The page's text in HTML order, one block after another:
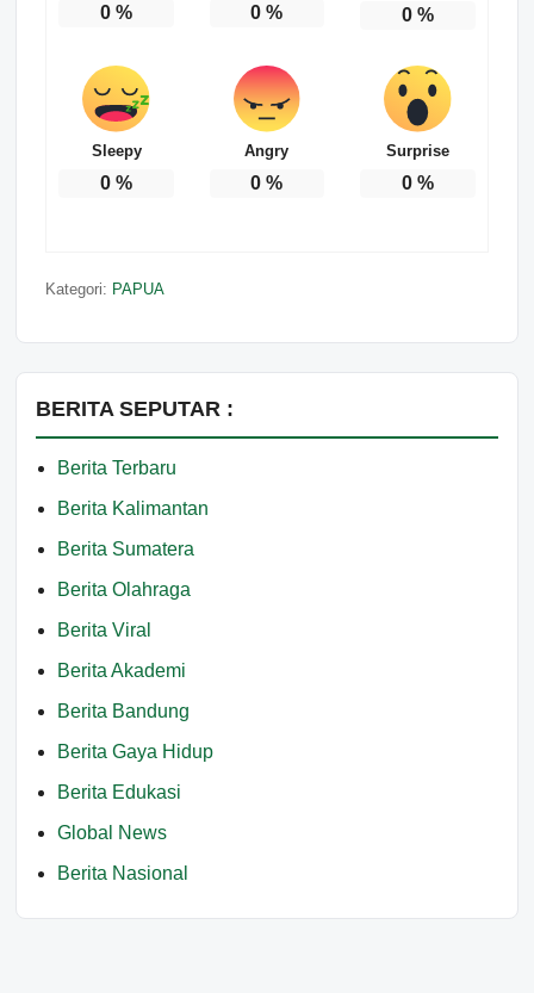
0 % 0 % 0%
Sleepy
0 %
Angry
0 %
Surprise
0%
Kategori: PAPUA
BERITA SEPUTAR :
Berita Terbaru
Berita Kalimantan
Berita Sumatera
Berita Olahraga
Berita Viral
Berita Akademi
Berita Bandung
Berita Gaya Hidup
Berita Edukasi
Global News
Berita Nasional